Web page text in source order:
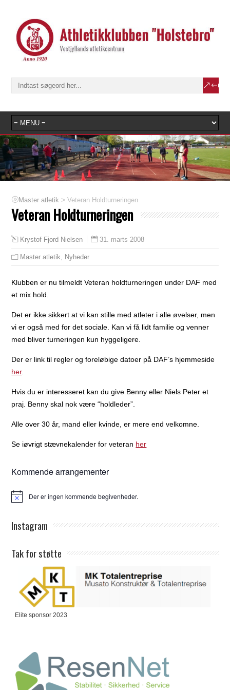
Master atletik >Veteran Holdturneringen
Veteran Holdturneringen
Krystof Fjord Nielsen 31. marts 2008
Master atletik, Nyheder
Klubben er nu tilmeldt Veteran holdturneringen under DAF med
et mix hold.
Det er ikke sikkert at vi kan stille med atleter i alle øvelser, men
vi er også med for det sociale. Kan vi få lidt familie og venner
med bliver turneringen kun hyggeligere.
Der er link til regler og foreløbige datoer på DAF’s hjemmeside
her.
Hvis du er interesseret kan du give Benny eller Niels Peter et
praj. Benny skal nok være “holdleder”.
Alle over 30 år, mand eller kvinde, er mere end velkomne.
Se iøvrigt stævnekalender for veteran her
Kommende arrangementer
Notice Der er ingen kommende begivenheder.
Instagram
Tak for støtte
Elite sponsor 2023